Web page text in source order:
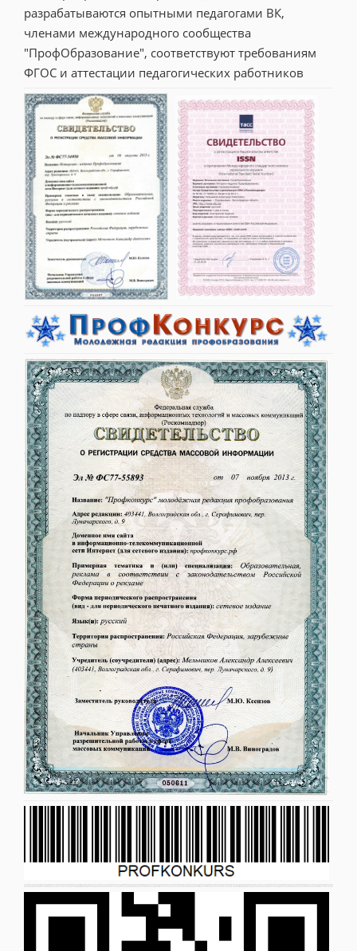
разрабатываются опытными педагогами ВК,
членами международного сообщества
"ПрофОбразование", соответствуют требованиям
ФГОС и аттестации педагогических работников